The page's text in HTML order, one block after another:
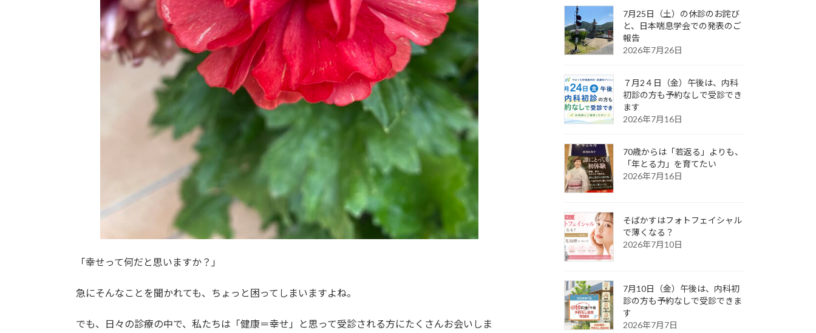
「幸せって何だと思いますか？」
急にそんなことを聞かれても、ちょっと困ってしまいますよね。
でも、日々の診療の中で、私たちは「健康＝幸せ」と思って受診される方にたくさんお会いしま
7月25日（土）の休診のお詫び
と、日本喘息学会での発表のご
報告
2026年7月26日
７月2４日（金）午後は、内科
初診の方も予約なしで受診でき
ます
2026年7月16日
70歳からは「若返る」よりも、
「年とる力」を育てたい
2026年7月16日
そばかすはフォトフェイシャル
で薄くなる？
2026年7月10日
7月10日（金）午後は、内科初
診の方も予約なしで受診できま
す
2026年7月7日